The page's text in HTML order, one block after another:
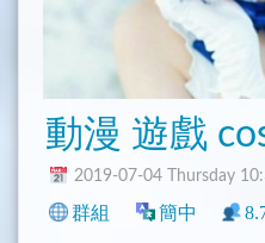
動漫 遊戲
2019-07-04 Thursday
群組 簡中